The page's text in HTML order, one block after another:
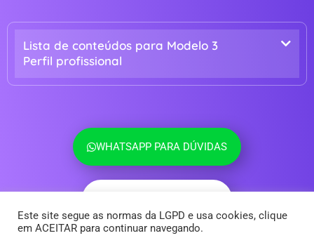
Lista de conteúdos para Modelo 3
Perfil profissional
WHATSAPP PARA DÚVIDAS
Este site segue as normas da LGPD e usa cookies, clique
em ACEITAR para continuar navegando.